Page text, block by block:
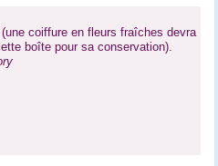
coiffure en fleurs fraîches devra
boîte pour sa conservation).